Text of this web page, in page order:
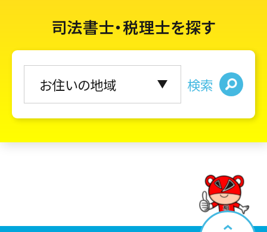
司法書士・税理士を探す